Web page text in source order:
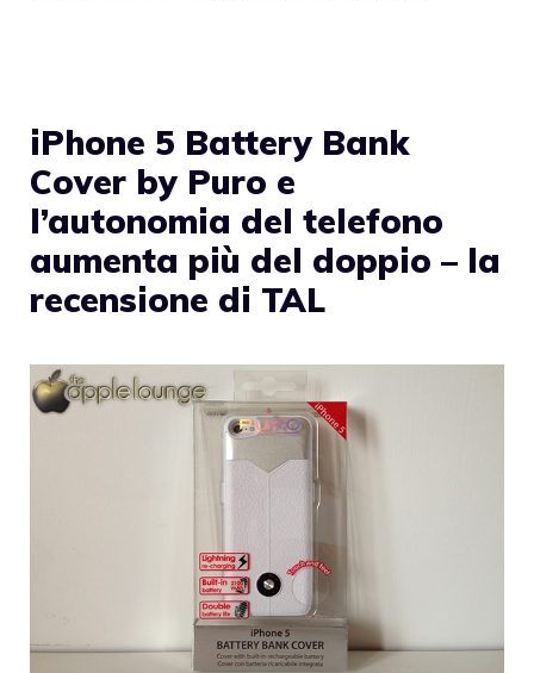
iPhone 5 Battery Bank
Cover by Puro e
l’autonomia del telefono
aumenta più del doppio – la
recensione di TAL